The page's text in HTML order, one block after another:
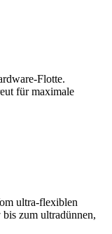
Flotte.
für maximale
ultra-flexiblen
zum ultradünnen,